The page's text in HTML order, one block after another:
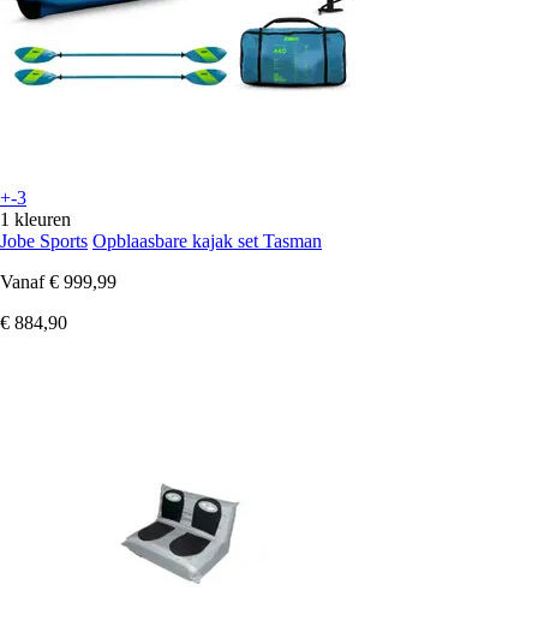
+-3
1 kleuren
Jobe Sports Opblaasbare kajak set Tasman
Vanaf € 999,99
€ 884,90